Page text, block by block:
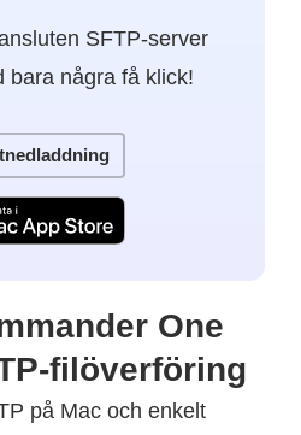
SFTP-server
bara några få klick!
One
filöverföring
på Mac och enkelt